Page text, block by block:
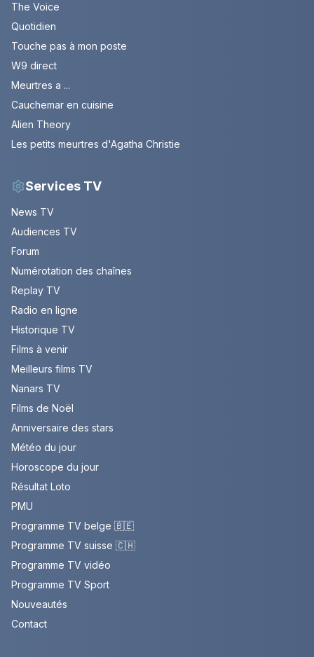
The Voice
Quotidien
Touche pas à mon poste
W9 direct
Meurtres a ...
Cauchemar en cuisine
Alien Theory
Les petits meurtres d'Agatha Christie
Services TV
News TV
Audiences TV
Forum
Numérotation des chaînes
Replay TV
Radio en ligne
Historique TV
Films à venir
Meilleurs films TV
Nanars TV
Films de Noël
Anniversaire des stars
Météo du jour
Horoscope du jour
Résultat Loto
PMU
Programme TV belge 🇧🇪
Programme TV suisse 🇨🇭
Programme TV vidéo
Programme TV Sport
Nouveautés
Contact